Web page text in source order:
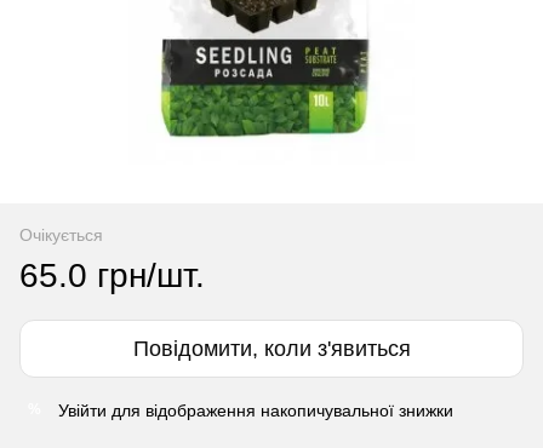
Очікується
65.0 грн/шт.
Повідомити, коли з'явиться
Увійти для відображення накопичувальної знижки